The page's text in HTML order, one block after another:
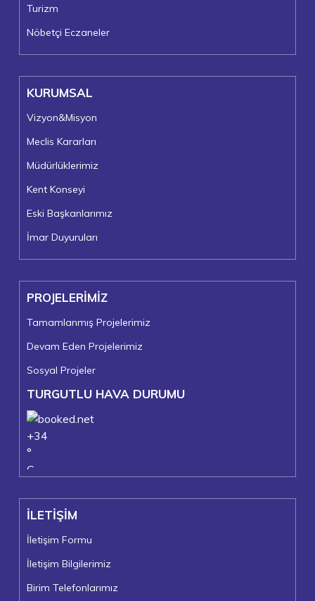
Turizm
Nöbetçi Eczaneler
KURUMSAL
Vizyon&Misyon
Meclis Kararları
Müdürlüklerimiz
Kent Konseyi
Eski Başkanlarımız
İmar Duyuruları
PROJELERİMİZ
Tamamlanmış Projelerimiz
Devam Eden Projelerimiz
Sosyal Projeler
TURGUTLU HAVA DURUMU
+34
°
C
+23°
Turgutlu
Cumartesi, 08
İLETİŞİM
İletişim Formu
İletişim Bilgilerimiz
Birim Telefonlarımız